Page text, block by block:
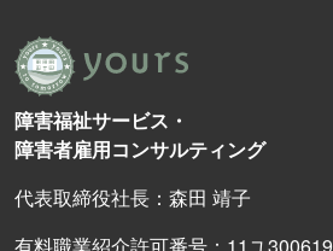
障害福祉サービス・
障害者雇用コンサルティング
代表取締役社長：森田 靖子